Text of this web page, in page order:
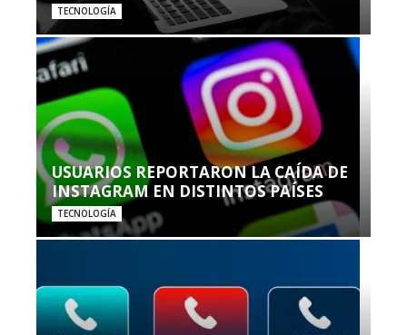
TECNOLOGÍA
USUARIOS REPORTARON LA CAÍDA DE
INSTAGRAM EN DISTINTOS PAÍSES
TECNOLOGÍA